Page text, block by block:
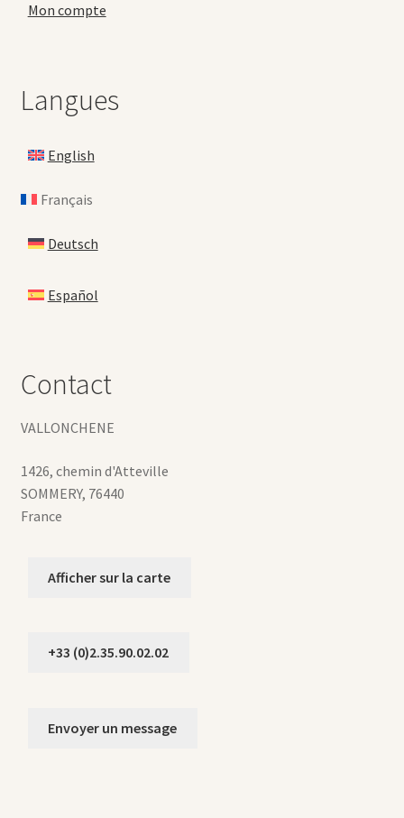
Mon compte
Langues
English
Français
Deutsch
Español
Contact
VALLONCHENE
1426, chemin d'Atteville
SOMMERY, 76440
France
Afficher sur la carte
+33 (0)2.35.90.02.02
Envoyer un message